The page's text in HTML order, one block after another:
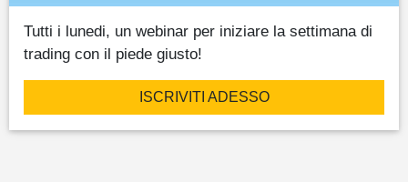
Tutti i lunedi, un webinar per iniziare la settimana di
trading con il piede giusto!
ISCRIVITI ADESSO